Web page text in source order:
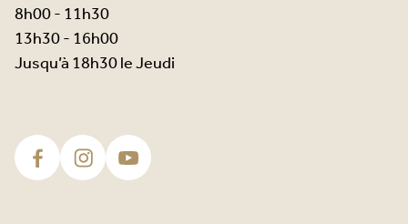
8h00 - 11h30
13h30 - 16h00
Jusqu’à 18h30 le Jeudi